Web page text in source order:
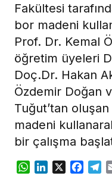
Fakültesi
bor madeni
Prof. Dr. Kemal
öğretim üyeleri
Doç.Dr. Hakan
Özdemir Doğan
Tuğut’tan
madeni
bir çalışma
WhatsApp
LinkedIn
X